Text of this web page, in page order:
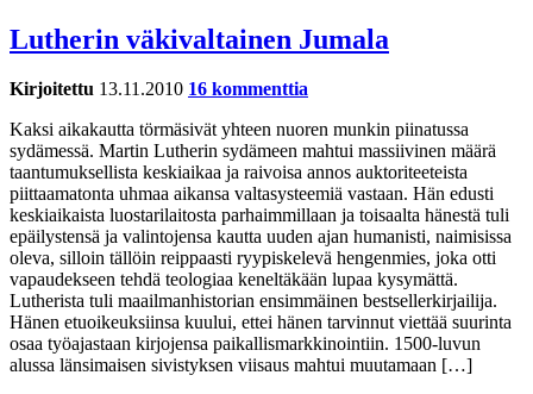
Lutherin väkivaltainen Jumala
Kirjoitettu 13.11.2010 16 kommenttia
Kaksi aikakautta törmäsivät yhteen nuoren munkin piinatussa
sydämessä. Martin Lutherin sydämeen mahtui massiivinen määrä
taantumuksellista keskiaikaa ja raivoisa annos auktoriteeteista
piittaamatonta uhmaa aikansa valtasysteemiä vastaan. Hän edusti
keskiaikaista luostarilaitosta parhaimmillaan ja toisaalta hänestä tuli
epäilystensä ja valintojensa kautta uuden ajan humanisti, naimisissa
oleva, silloin tällöin reippaasti ryypiskelevä hengenmies, joka otti
vapaudekseen tehdä teologiaa keneltäkään lupaa kysymättä.
Lutherista tuli maailmanhistorian ensimmäinen bestsellerkirjailija.
Hänen etuoikeuksiinsa kuului, ettei hänen tarvinnut viettää suurinta
osaa työajastaan kirjojensa paikallismarkkinointiin. 1500-luvun
alussa länsimaisen sivistyksen viisaus mahtui muutamaan […]